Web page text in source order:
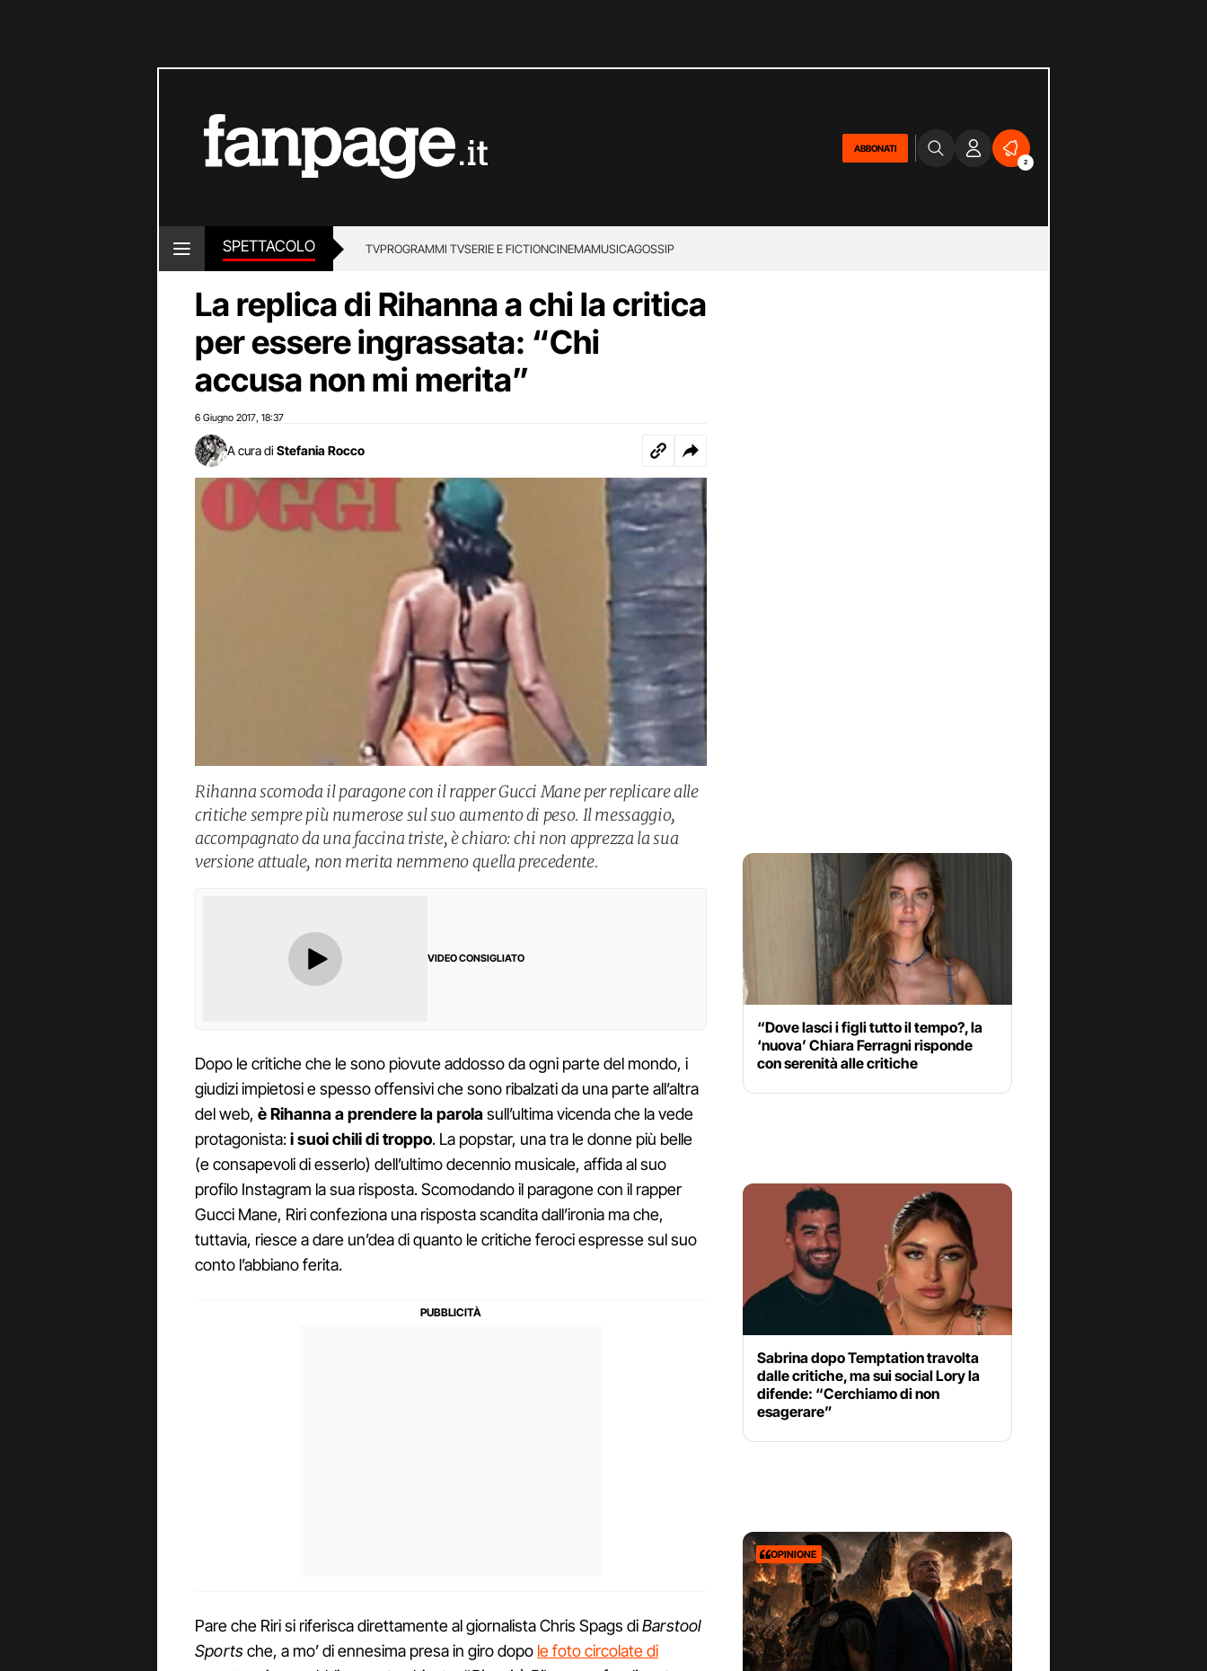
ABBONATI
2
SPETTACOLO TVPROGRAMMI TVSERIE E FICTIONCINEMAMUSICAGOSSIP
La replica di Rihanna a chi la critica
per essere ingrassata: “Chi
accusa non mi merita”
6 Giugno 2017 18:37
A cura di Stefania Rocco
Rihanna scomoda il paragone con il rapper Gucci Mane per replicare alle
critiche sempre più numerose sul suo aumento di peso. Il messaggio,
accompagnato da una faccina triste, è chiaro: chi non apprezza la sua
versione attuale, non merita nemmeno quella precedente.
VIDEO CONSIGLIATO
Dopo le critiche che le sono piovute addosso da ogni parte del mondo, i
giudizi impietosi e spesso offensivi che sono ribalzati da una parte all’altra
del web, è Rihanna a prendere la parolasull’ultima vicenda che la vede
protagonista:i suoi chili di troppo. La popstar, una tra le donne più belle
(e consapevoli di esserlo) dell’ultimo decennio musicale, affida al suo
profilo Instagram la sua risposta. Scomodando il paragone con il rapper
Gucci Mane, Riri confeziona una risposta scandita dall’ironia ma che,
tuttavia, riesce a dare un’dea di quanto le critiche feroci espresse sul suo
conto l’abbiano ferita.
Pare che Riri si riferisca direttamente al giornalista Chris Spags diBarstool
Sportsche, a mo’ di ennesima presa in giro dopo le foto circolate di
“Dove lasci i figli tutto il tempo?, la
‘nuova’ Chiara Ferragni risponde
con serenità alle critiche
Sabrina dopo Temptation travolta
dalle critiche, ma sui social Lory la
difende: “Cerchiamo di non
esagerare”
OPINIONE